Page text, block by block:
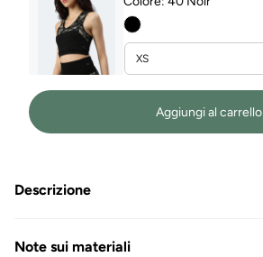
Aggiungi al carrello
Descrizione
Note sui materiali